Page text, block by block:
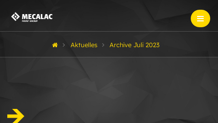
Aktuelles Archive Juli 2023